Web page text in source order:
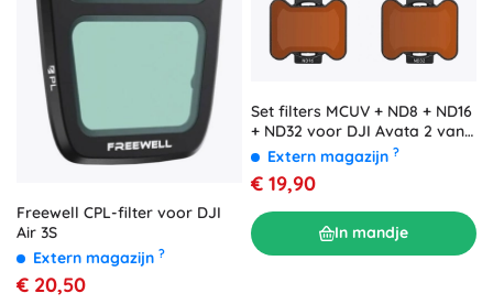
Freewell CPL-filter voor DJI
Air 3S
Extern magazijn ?
€ 20,50
Set filters MCUV + ND8 + ND16
+ ND32 voor DJI Avata 2 van
Sunnylife
Extern magazijn ?
€ 19,90
In mandje